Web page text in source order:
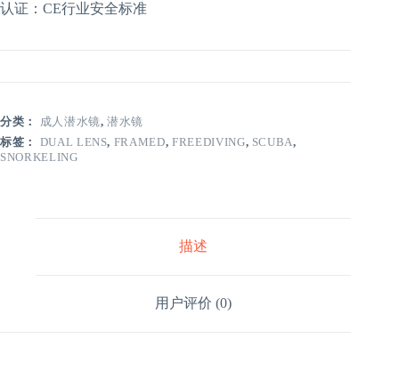
认证：CE行业安全标准
分类： 成人潜水镜,潜水镜
标签： DUAL LENS, FRAMED, FREEDIVING, SCUBA,
SNORKELING
描述
用户评价 (0)